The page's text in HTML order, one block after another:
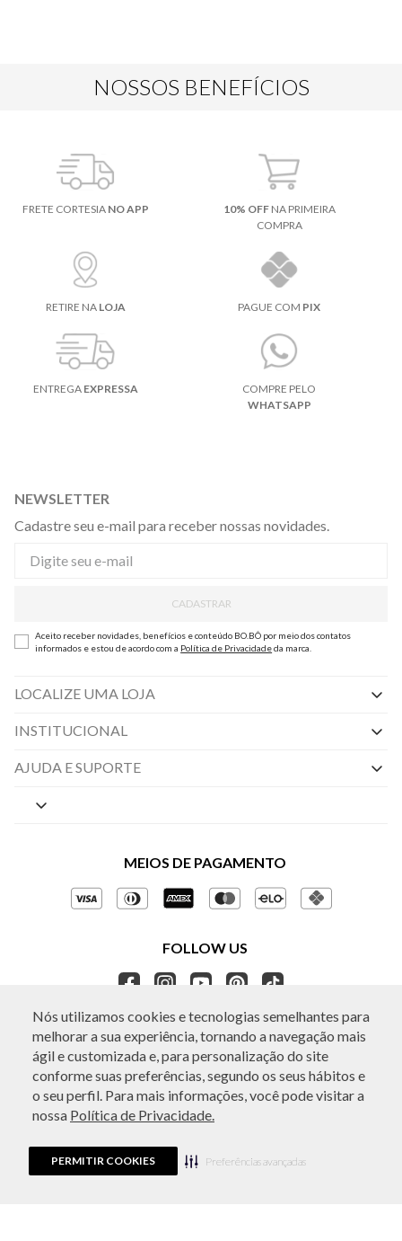
Nós utilizamos cookies e tecnologias semelhantes para
melhorar a sua experiência, tornando a navegação mais
ágil e customizada e, para personalização do site
conforme suas preferências, segundo os seus hábitos e
o seu perfil. Para mais informações, você pode visitar a
nossa Política de Privacidade.
PERMITIR COOKIES Preferências avançadas
NOSSOS BENEFÍCIOS
FRETE CORTESIA NO APP 10% OFFNA PRIMEIRA
COMPRA
RETIRE NA LOJA PAGUE COM PIX
ENTREGA EXPRESSA
COMPRE PELO
WHATSAPP
NEWSLETTER
Cadastre seu e-mail para receber nossas novidades.
CADASTRAR
Aceito receber novidades, benefícios e conteúdo BO.BÔ por meio dos contatos
informados e estou de acordo com a Política de Privacidadeda marca.
LOCALIZE UMA LOJA
INSTITUCIONAL
Nossas Lojas
Políticas de Privacidade
Gestão de Privacidade
Ética e Sustentabilidade
Seja um Revendedor
APP BO.BÔ
AJUDA E SUPORTE
Central de Preferências
Perguntas frequentes
Regulamentos e Promoções
MEIOS DE PAGAMENTO
FOLLOW US
© Copyright 2026 - Todos os direitos reservados. A BO.BÔ reserva-se no
disponibilidade de estoque a qualquer momento.
Em caso de dúvidas:0800 440 2222.
Horário de Atendimento:das 8h às 20h de segunda a sábado, exceto